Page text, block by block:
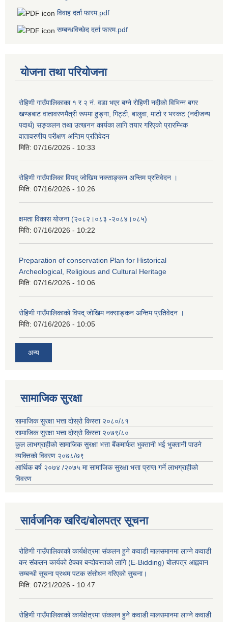
विवाह दर्ता फारम.pdf
सम्बन्धविच्छेद दर्ता फारम.pdf
योजना तथा परियोजना
रोहिणी गाउँपालिकाका १ र २ नं. वडा भएर बग्ने रोहिणी नदीको विभिन्न बगर
खण्डबाट वातावरणमैत्री रूपमा ढुङ्गा, गिट्टी, बालुवा, माटो र भस्कट (नदीजन्य
पदार्थ) सङ्कलन तथा उत्खनन कार्यका लागि तयार गरिएको प्रारम्भिक
वातावरणीय परीक्षण अन्तिम प्रतिवेदन
मिति: 07/16/2026 - 10:33
रोहिणी गाउँपालिका विपद् जोखिम नक्साङ्कन अन्तिम प्रतिवेदन ।
मिति: 07/16/2026 - 10:26
क्षमता विकास योजना (२०८२।०८३‍ -२०८४।०८५)
मिति: 07/16/2026 - 10:22
Preparation of conservation Plan for Historical
Archeological, Religious and Cultural Heritage
मिति: 07/16/2026 - 10:06
रोहिणी गाउँपालिकाको विपद् जोखिम नक्साङ्कन अन्तिम प्रतिवेदन ।
मिति: 07/16/2026 - 10:05
अन्य
सामाजिक सुरक्षा
सामाजिक सुरक्षा भत्ता दोस्रो किस्ता २०८०/८१
सामाजिक सुरक्षा भत्ता दोस्रो किस्ता २०७९/८०
कुल लाभग्राहीको सामाजिक सुरक्षा भत्ता बैंकमार्फत भुक्तानी भई भुक्तानी पाउने
व्यक्तिको विवरण २०७८/७९
आर्थिक बर्ष २०७४ /२०७५ मा सामाजिक सुरक्षा भत्ता प्राप्त गर्ने लाभग्राहीको
विवरण
सार्वजनिक खरिद/बोलपत्र सूचना
रोहिणी गाउँपालिकाको कार्यक्षेत्रमा संकलन हुने कवाडी मालसमानमा लाग्ने कवाडी
कर संकलन कार्यको ठेक्का बन्दोवस्तको लागि (E-Bidding) बोलपत्र आह्ववान
सम्बन्धी सूचना प्रथम पटक संसोधन गरिएको सुचना।
मिति: 07/21/2026 - 10:47
रोहिणी गाउँपालिकाको कार्यक्षेत्रमा संकलन हुने कवाडी मालसमानमा लाग्ने कवाडी